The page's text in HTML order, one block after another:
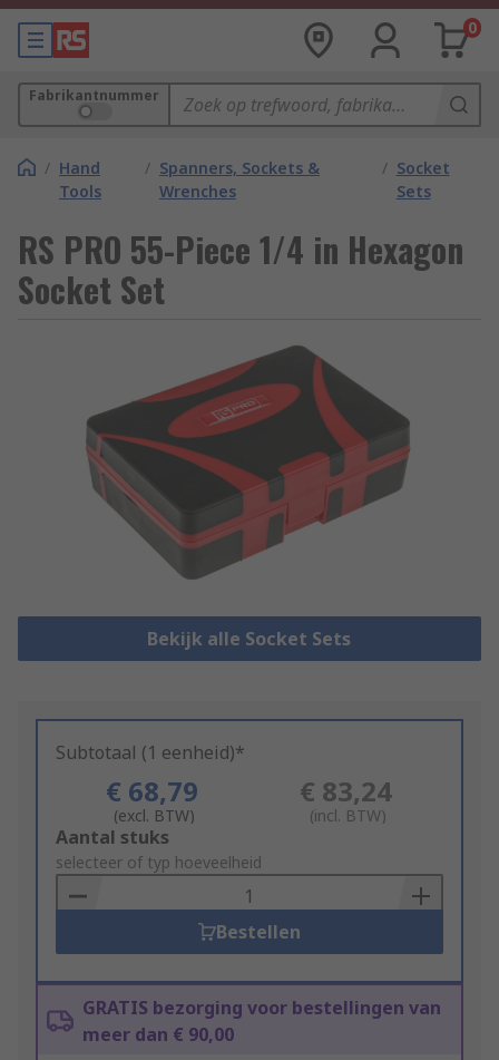
0
Fabrikantnummer
/ Hand
Tools
/ Spanners, Sockets &
Wrenches
/ Socket
Sets
RS PRO 55-Piece 1/4 in Hexagon
Socket Set
Bekijk alle Socket Sets
Subtotaal (1 eenheid)*
€ 68,79
(excl. BTW)
€ 83,24
(incl. BTW)
Add
to
Basket
Aantal stuks
selecteer of typ hoeveelheid
Bestellen
GRATIS bezorging voor bestellingen van
meer dan € 90,00